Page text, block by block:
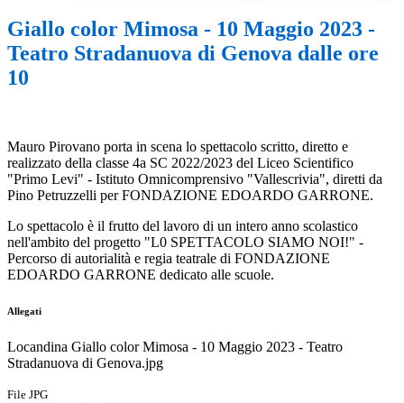
Giallo color Mimosa - 10 Maggio 2023 -
Teatro Stradanuova di Genova dalle ore
10
Mauro Pirovano porta in scena lo spettacolo scritto, diretto e
realizzato della classe 4a SC 2022/2023 del Liceo Scientifico
"Primo Levi" - Istituto Omnicomprensivo "Vallescrivia", diretti da
Pino Petruzzelli per FONDAZIONE EDOARDO GARRONE.
Lo spettacolo è il frutto del lavoro di un intero anno scolastico
nell'ambito del progetto "L0 SPETTACOLO SIAMO NOI!" -
Percorso di autorialità e regia teatrale di FONDAZIONE
EDOARDO GARRONE dedicato alle scuole.
Allegati
Locandina Giallo color Mimosa - 10 Maggio 2023 - Teatro
Stradanuova di Genova.jpg
File JPG